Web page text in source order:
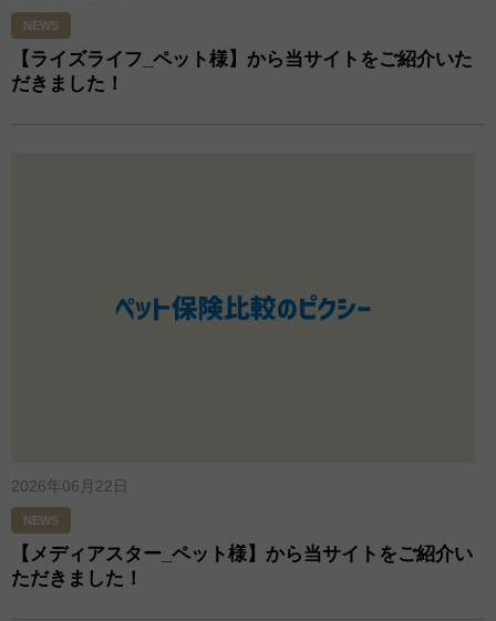
NEWS
【ライズライフ_ペット様】から当サイトをご紹介いた
だきました！
2026年06月22日
NEWS
【メディアスター_ペット様】から当サイトをご紹介い
ただきました！